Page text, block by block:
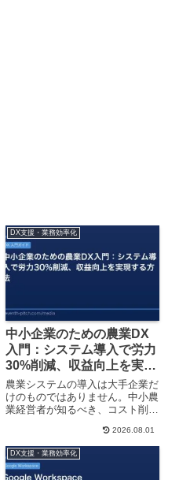
DX支援・業務効率化
中小企業のための農業DX
入門：システム導入で労力
30%削減、収益向上を実現
する方法
農業システムの導入は大手企業だ
けのものではありません。中小農
業経営者が知るべき、コスト削減
かりやすく解説します。2026.08.01
DX支援・業務効率化